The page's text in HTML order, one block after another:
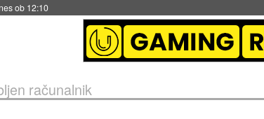
ob 11:37
računalnik